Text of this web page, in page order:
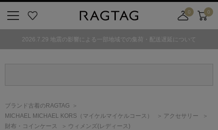
気
0
舗
カ
0
2026.7.29 地震の影響による一部地域での集荷・配送遅延について
ブランド古着のRAGTAG
MICHAEL MICHAEL KORS （マイケルマイケルコース）
アクセサリー
財布・コインケース
ウィメンズ(レディース)